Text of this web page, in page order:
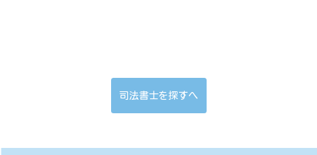
司法書士を探すへ